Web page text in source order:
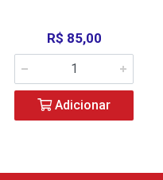
R$ 85,00
Adicionar